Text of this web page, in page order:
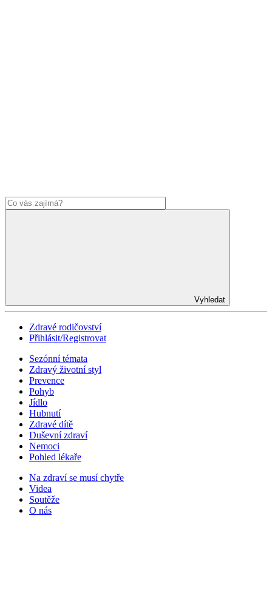
Vyhledat
Zdravé rodičovství
Přihlásit/Registrovat
Sezónní témata
Zdravý životní styl
Prevence
Pohyb
Jídlo
Hubnutí
Zdravé dítě
Duševní zdraví
Nemoci
Pohled lékaře
Na zdraví se musí chytře
Videa
Soutěže
O nás